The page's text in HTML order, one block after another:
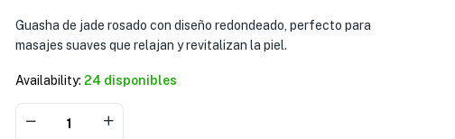
Guasha de jade rosado con diseño redondeado, perfecto para
masajes suaves que relajan y revitalizan la piel.
Availability: 24 disponibles